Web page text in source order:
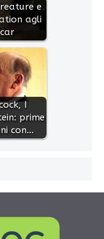
e
agli
I
prime
con…